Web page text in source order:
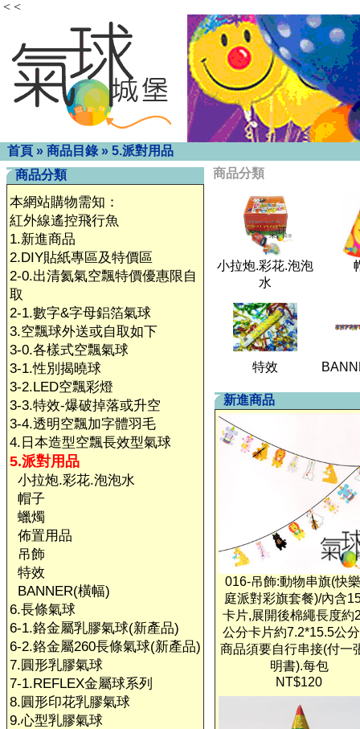
< <
首頁 » 商品目錄 » 5.派對用品
商品分類
本網站購物需知：
紅外線遙控飛行魚
1.新進商品
2.DIY貼紙專區及特價區
2-0.出清氦氣空飄特價優惠限自
取
2-1.數字&字母鋁箔氣球
3.空飄球外送或自取如下
3-0.各樣式空飄氣球
3-1.性別揭曉球
3-2.LED空飄彩燈
3-3.特效-爆破掉落或升空
3-4.透明空飄加字體羽毛
4.日本造型空飄長效型氣球
5.派對用品
小拉炮.彩花.泡泡水
帽子
蠟燭
佈置用品
吊飾
特效
BANNER(橫幅)
6.長條氣球
6-1.鉻金屬乳膠氣球(新產品)
6-2.鉻金屬260長條氣球(新產品)
7.圓形乳膠氣球
7-1.REFLEX金屬球系列
8.圓形印花乳膠氣球
9.心型乳膠氣球
商品分類
小拉炮.彩花.泡泡
水
特效
新進商品
016-吊飾:動物串旗(快
庭派對彩旗套餐)/內含
卡片,展開後棉繩長度約
公分卡片約7.2*15.5公
商品須要自行串接(付一
明書).每包
NT$120